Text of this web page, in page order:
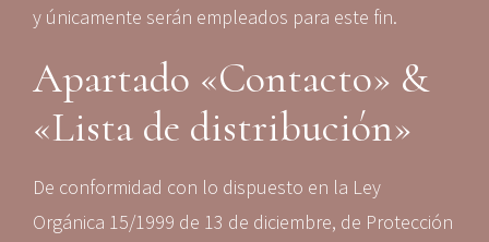
y únicamente serán empleados para este fin.
Apartado «Contacto» &
«Lista de distribución»
De conformidad con lo dispuesto en la Ley
Orgánica 15/1999 de 13 de diciembre, de Protección